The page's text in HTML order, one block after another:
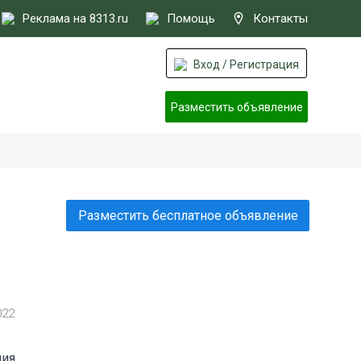
Реклама на 8313.ru Помощь Контакты
Вход / Регистрация
Разместить объявление
Разместить бесплатное объявление